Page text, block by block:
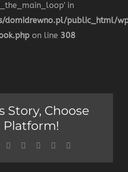
in
domidrewno.pl/public_html/
on line 308
Story, Choose
Platform!
Reddit LinkedIn
TumblrPinterest